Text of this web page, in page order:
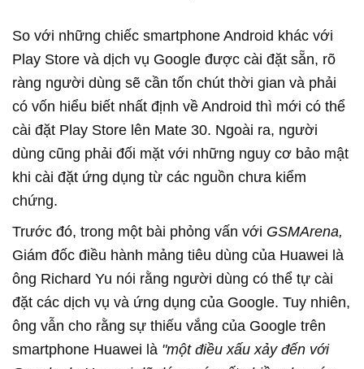
So với những chiếc smartphone Android khác với
Play Store và dịch vụ Google được cài đặt sẵn, rõ
ràng người dùng sẽ cần tốn chút thời gian và phải
có vốn hiểu biết nhất định về Android thì mới có thể
cài đặt Play Store lên Mate 30. Ngoài ra, người
dùng cũng phải đối mặt với những nguy cơ bảo mật
khi cài đặt ứng dụng từ các nguồn chưa kiểm
chứng.
Trước đó, trong một bài phỏng vấn với GSMArena,
Giám đốc điều hành mảng tiêu dùng của Huawei là
ông Richard Yu nói rằng người dùng có thể tự cài
đặt các dịch vụ và ứng dụng của Google. Tuy nhiên,
ông vẫn cho rằng sự thiếu vắng của Google trên
smartphone Huawei là "một điều xấu xảy đến với